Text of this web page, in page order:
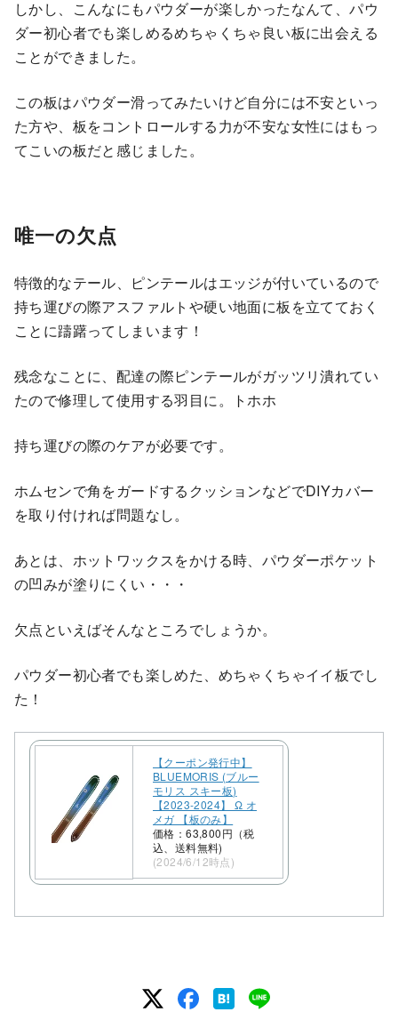
しかし、こんなにもパウダーが楽しかったなんて、パウ
ダー初心者でも楽しめるめちゃくちゃ良い板に出会える
ことができました。
この板はパウダー滑ってみたいけど自分には不安といっ
た方や、板をコントロールする力が不安な女性にはもっ
てこいの板だと感じました。
唯一の欠点
特徴的なテール、ピンテールはエッジが付いているので
持ち運びの際アスファルトや硬い地面に板を立てておく
ことに躊躇ってしまいます！
残念なことに、配達の際ピンテールがガッツリ潰れてい
たので修理して使用する羽目に。トホホ
持ち運びの際のケアが必要です。
ホムセンで角をガードするクッションなどでDIYカバー
を取り付ければ問題なし。
あとは、ホットワックスをかける時、パウダーポケット
の凹みが塗りにくい・・・
欠点といえばそんなところでしょうか。
パウダー初心者でも楽しめた、めちゃくちゃイイ板でし
た！
【クーポン発行中】
BLUEMORIS (ブルー
モリス スキー板)
【2023-2024】 Ω オ
メガ 【板のみ】
価格：63,800円（税
込、送料無料)
(2024/6/12時点)